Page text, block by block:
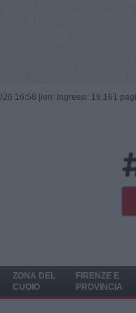
16:58 | ieri: Ingressi: 19.161
ZONA DEL
CUOIO
FIRENZE E
PROVINCIA